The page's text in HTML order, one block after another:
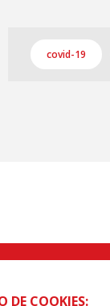
covid-19
Pinto nº 575 CEP
DE COOKIES: